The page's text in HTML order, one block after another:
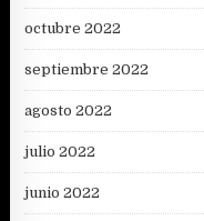
octubre 2022
septiembre 2022
agosto 2022
julio 2022
junio 2022